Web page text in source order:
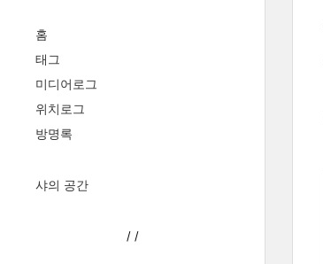
홈
태그
미디어로그
위치로그
방명록
샤의 공간
/ /